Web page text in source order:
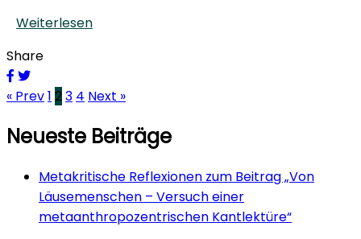
Weiterlesen
Share
« Prev1 23 4 Next »
Neueste Beiträge
Metakritische Reflexionen zum Beitrag „Von
Läusemenschen – Versuch einer
metaanthropozentrischen Kantlektüre“